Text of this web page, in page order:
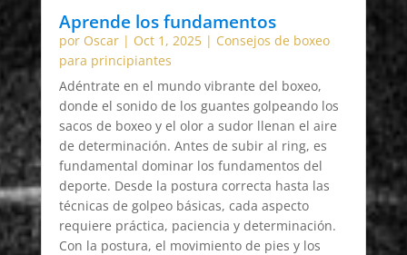
Aprende los fundamentos
por Oscar| Oct 1, 2025| Consejos de boxeo
para principiantes
Adéntrate en el mundo vibrante del boxeo,
donde el sonido de los guantes golpeando los
sacos de boxeo y el olor a sudor llenan el aire
de determinación. Antes de subir al ring, es
fundamental dominar los fundamentos del
deporte. Desde la postura correcta hasta las
técnicas de golpeo básicas, cada aspecto
requiere práctica, paciencia y determinación.
Con la postura, el movimiento de pies y los